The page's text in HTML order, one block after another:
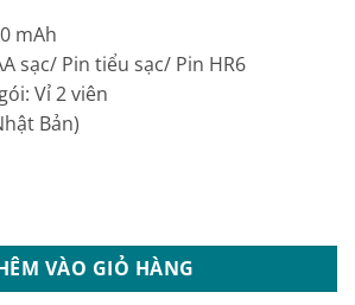
mAh
sạc/ Pin tiểu sạc/ Pin HR6
Vỉ 2 viên
Bản)
1500 mAh vỉ 2 viên số lượng
VÀO GIỎ HÀNG